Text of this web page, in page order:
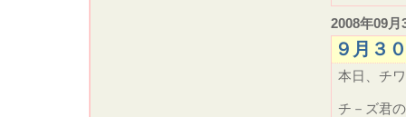
2008年09月
９月３
本日、チ
チ－ズ君